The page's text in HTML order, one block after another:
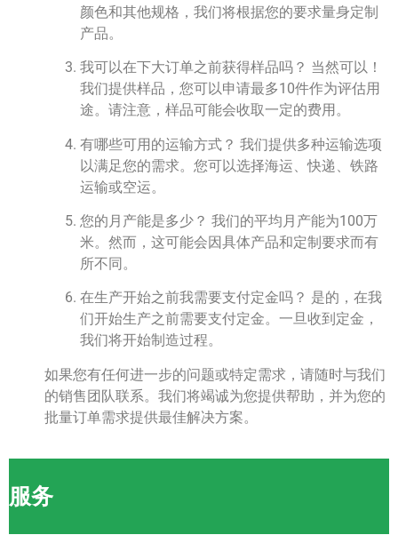
颜色和其他规格，我们将根据您的要求量身定制
产品。
我可以在下大订单之前获得样品吗？ 当然可以！
我们提供样品，您可以申请最多10件作为评估用
途。请注意，样品可能会收取一定的费用。
有哪些可用的运输方式？ 我们提供多种运输选项
以满足您的需求。您可以选择海运、快递、铁路
运输或空运。
您的月产能是多少？ 我们的平均月产能为100万
米。然而，这可能会因具体产品和定制要求而有
所不同。
在生产开始之前我需要支付定金吗？ 是的，在我
们开始生产之前需要支付定金。一旦收到定金，
我们将开始制造过程。
如果您有任何进一步的问题或特定需求，请随时与我们
的销售团队联系。我们将竭诚为您提供帮助，并为您的
批量订单需求提供最佳解决方案。
服务